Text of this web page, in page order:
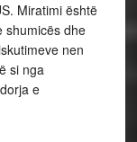
Miratimi është
shumicës dhe
nen
si nga
e